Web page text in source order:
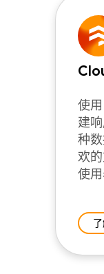
使
建
种
欢
使